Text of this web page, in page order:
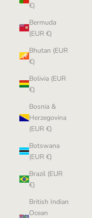
€)
Bermuda
(EUR €)
Bhutan (EUR
€)
Bolivia (EUR
€)
Bosnia &
Herzegovina
(EUR €)
Botswana
(EUR €)
Brazil (EUR
€)
British Indian
Ocean